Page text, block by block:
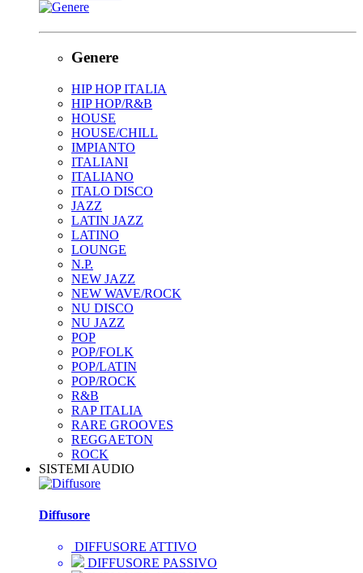
Genere
HIP HOP ITALIA
HIP HOP/R&B
HOUSE
HOUSE/CHILL
IMPIANTO
ITALIANI
ITALIANO
ITALO DISCO
JAZZ
LATIN JAZZ
LATINO
LOUNGE
N.P.
NEW JAZZ
NEW WAVE/ROCK
NU DISCO
NU JAZZ
POP
POP/FOLK
POP/LATIN
POP/ROCK
R&B
RAP ITALIA
RARE GROOVES
REGGAETON
ROCK
SISTEMI AUDIO
Diffusore
DIFFUSORE ATTIVO
DIFFUSORE PASSIVO